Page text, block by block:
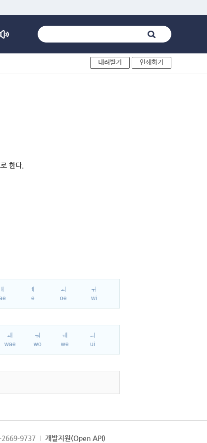
내려받기 인쇄하기
한다.
ㅐ
ㅔ
e
ㅚ
oe
ㅟ
wi
ㅙ
wae
ㅝ
wo
ㅞ
we
ㅢ
ui
2669-9737 개발지원(Open API)